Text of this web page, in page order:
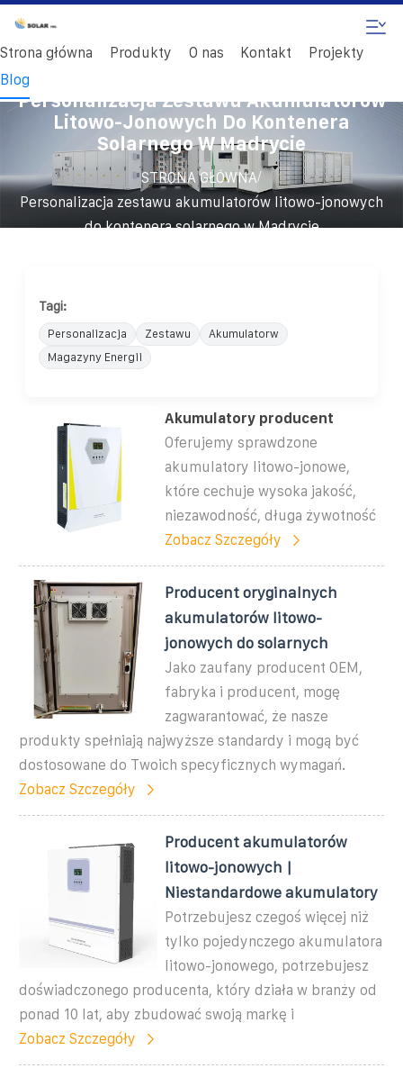
Strona główna Produkty O nas Kontakt
Projekty
Blog
Personalizacja Zestawu Akumulatorów
Litowo-Jonowych Do Kontenera
Solarnego W Madrycie
STRONA GŁÓWNA/
Personalizacja zestawu akumulatorów litowo-jonowych
do kontenera solarnego w Madrycie
Tagi:
Personalizacja Zestawu
Akumulatorw
Magazyny Energii
Akumulatory producent
Oferujemy sprawdzone
akumulatory litowo-jonowe,
które cechuje wysoka jakość,
niezawodność, długa żywotność
Zobacz Szczegóły
Producent oryginalnych
akumulatorów litowo-
jonowych do solarnych
Jako zaufany producent OEM,
fabryka i producent, mogę
zagwarantować, że nasze
produkty spełniają najwyższe standardy i mogą być
dostosowane do Twoich specyficznych wymagań.
Zobacz Szczegóły
Producent akumulatorów
litowo-jonowych |
Niestandardowe akumulatory
Potrzebujesz czegoś więcej niż
tylko pojedynczego akumulatora
litowo-jonowego, potrzebujesz
doświadczonego producenta, który działa w branży od
ponad 10 lat, aby zbudować swoją markę i
Zobacz Szczegóły